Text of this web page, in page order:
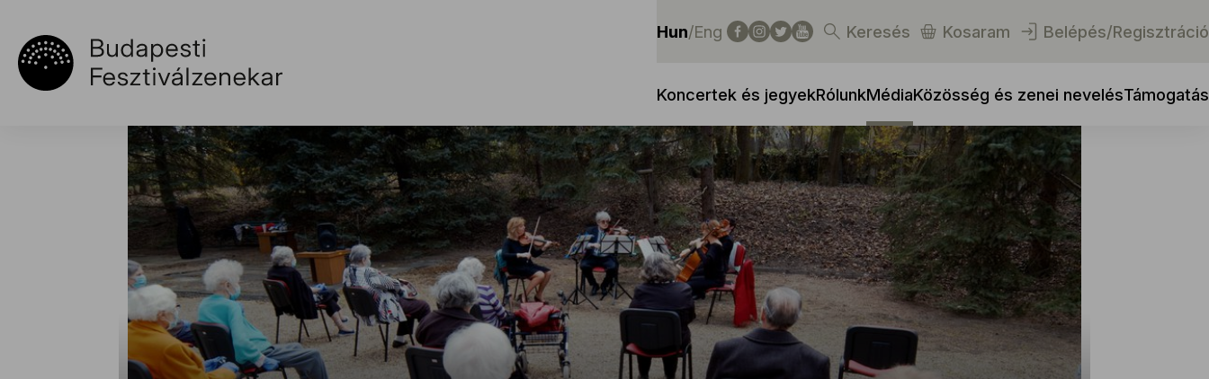
Hun/Eng Keresés Kosaram Belépés/Regisztráció
Koncertek és jegyekRólunkMédiaKözösség és zenei nevelésTámogatás